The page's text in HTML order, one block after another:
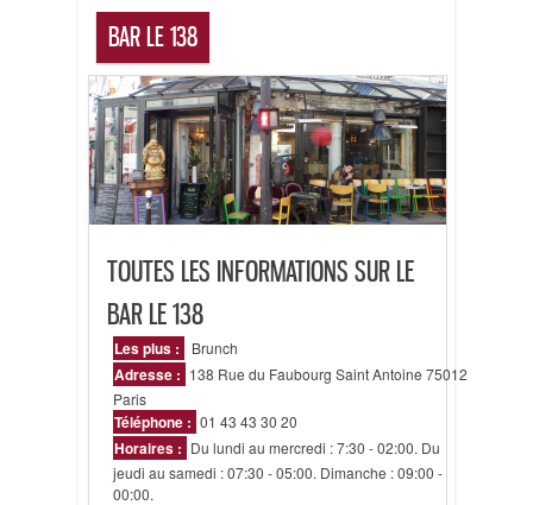
BAR LE 138
TOUTES LES INFORMATIONS SUR LE
BAR LE 138
Les plus : Brunch
Adresse : 138 Rue du Faubourg Saint Antoine 75012
Paris
Téléphone : 01 43 43 30 20
Horaires : Du lundi au mercredi : 7:30 - 02:00. Du
jeudi au samedi : 07:30 - 05:00. Dimanche : 09:00 -
00:00.